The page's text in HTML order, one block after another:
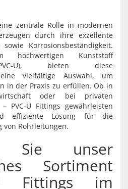
zentrale Rolle in modernen
durch ihre exzellente
Korrosionsbeständigkeit.
Kunststoff
U), bieten diese
eine vielfältige Auswahl, um
in der Praxis zu erfüllen. Ob in
oder bei privaten
– PVC-U Fittings gewährleisten
effiziente Lösung für die
von Rohrleitungen.
Sie unser
Sortiment
Fittings im